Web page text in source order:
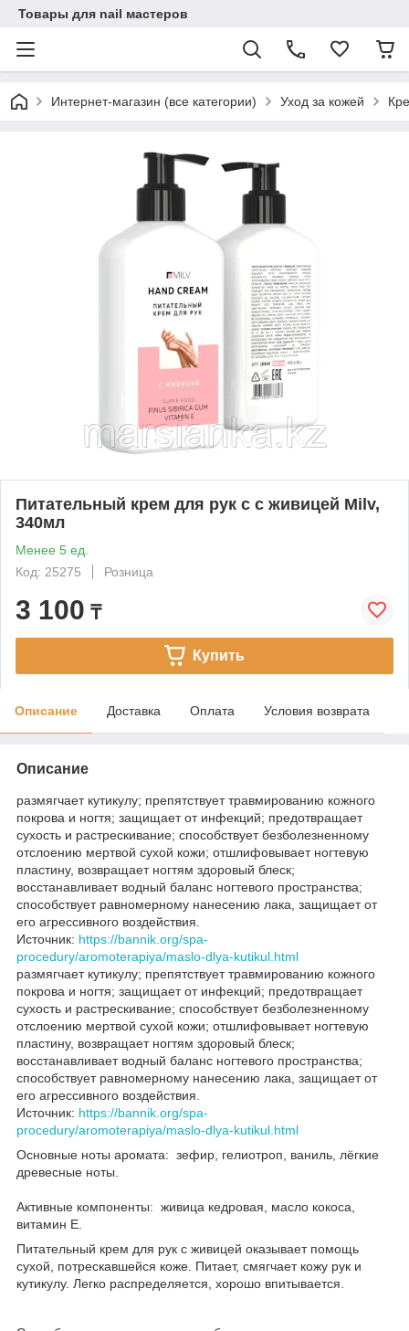
Товары для nail мастеров
Интернет-магазин (все категории) Уход за кожей
Питательный крем для рук c с живицей Milv,
340мл
Менее 5 ед.
Код: 25275
Розница
3 100 ₸
Купить
Описание Доставка Оплата Условия возврата
Описание
размягчает кутикулу; препятствует травмированию кожного
покрова и ногтя; защищает от инфекций; предотвращает
сухость и растрескивание; способствует безболезненному
отслоению мертвой сухой кожи; отшлифовывает ногтевую
пластину, возвращает ногтям здоровый блеск;
восстанавливает водный баланс ногтевого пространства;
способствует равномерному нанесению лака, защищает от
его агрессивного воздействия.
Источник: https://bannik.org/spa-
procedury/aromoterapiya/maslo-dlya-kutikul.html
размягчает кутикулу; препятствует травмированию кожного
покрова и ногтя; защищает от инфекций; предотвращает
сухость и растрескивание; способствует безболезненному
отслоению мертвой сухой кожи; отшлифовывает ногтевую
пластину, возвращает ногтям здоровый блеск;
восстанавливает водный баланс ногтевого пространства;
способствует равномерному нанесению лака, защищает от
его агрессивного воздействия.
Источник: https://bannik.org/spa-
procedury/aromoterapiya/maslo-dlya-kutikul.html
Основные ноты аромата: зефир, гелиотроп, ваниль, лёгкие
древесные ноты.
Активные компоненты: живица кедровая, масло кокоса,
витамин Е.
Питательный крем для рук с живицей оказывает помощь
сухой, потрескавшейся коже. Питает, смягчает кожу рук и
кутикулу. Легко распределяется, хорошо впитывается.